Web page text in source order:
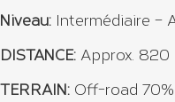
Niveau: Intermédiaire –
DISTANCE: Approx. 820
TERRAIN: Off-road